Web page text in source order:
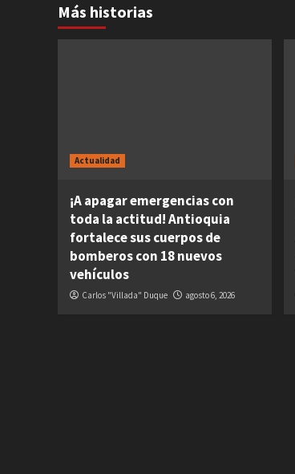
Más historias
Actualidad
¡A apagar emergencias con
toda la actitud! Antioquia
fortalece sus cuerpos de
bomberos con 18 nuevos
vehículos
Carlos "Villada" Duque agosto 6, 2026